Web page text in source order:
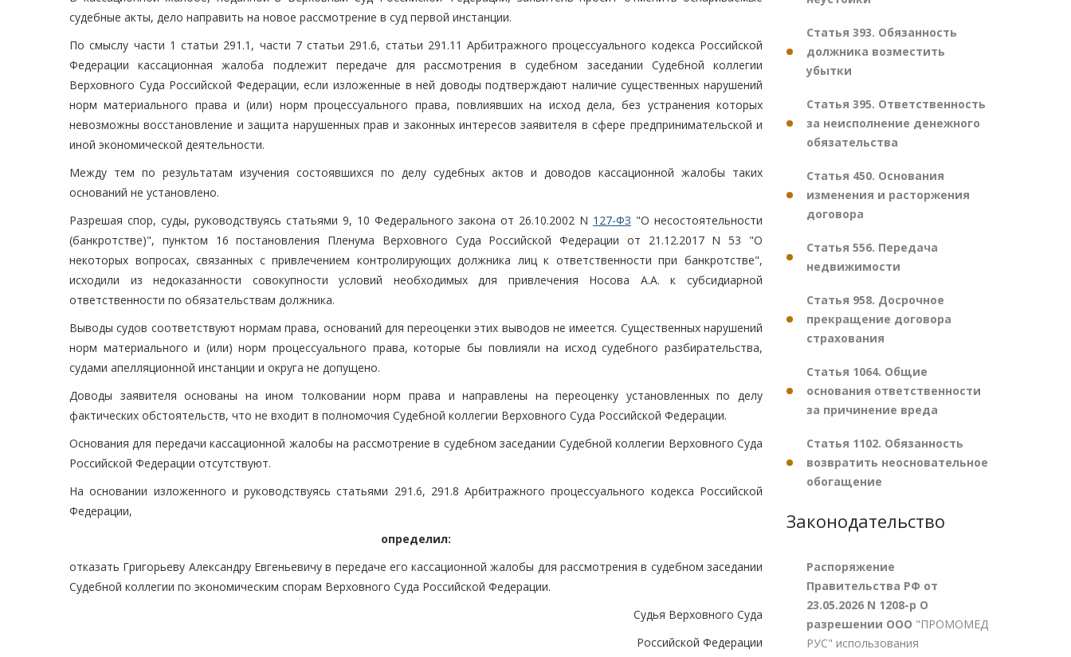
судебные акты, дело направить на новое рассмотрение в суд первой инстанции.
По смыслу части 1 статьи 291.1, части 7 статьи 291.6, статьи 291.11 Арбитражного процессуального кодекса Российской
Федерации кассационная жалоба подлежит передаче для рассмотрения в судебном заседании Судебной коллегии
Верховного Суда Российской Федерации, если изложенные в ней доводы подтверждают наличие существенных нарушений
норм материального права и (или) норм процессуального права, повлиявших на исход дела, без устранения которых
невозможны восстановление и защита нарушенных прав и законных интересов заявителя в сфере предпринимательской и
иной экономической деятельности.
Между тем по результатам изучения состоявшихся по делу судебных актов и доводов кассационной жалобы таких
оснований не установлено.
Разрешая спор, суды, руководствуясь статьями 9, 10 Федерального закона от 26.10.2002 N 127-ФЗ "О несостоятельности
(банкротстве)", пунктом 16 постановления Пленума Верховного Суда Российской Федерации от 21.12.2017 N 53 "О
некоторых вопросах, связанных с привлечением контролирующих должника лиц к ответственности при банкротстве",
исходили из недоказанности совокупности условий необходимых для привлечения Носова А.А. к субсидиарной
ответственности по обязательствам должника.
Выводы судов соответствуют нормам права, оснований для переоценки этих выводов не имеется. Существенных нарушений
норм материального и (или) норм процессуального права, которые бы повлияли на исход судебного разбирательства,
судами апелляционной инстанции и округа не допущено.
Доводы заявителя основаны на ином толковании норм права и направлены на переоценку установленных по делу
фактических обстоятельств, что не входит в полномочия Судебной коллегии Верховного Суда Российской Федерации.
Основания для передачи кассационной жалобы на рассмотрение в судебном заседании Судебной коллегии Верховного Суда
Российской Федерации отсутствуют.
На основании изложенного и руководствуясь статьями 291.6, 291.8 Арбитражного процессуального кодекса Российской
Федерации,
определил:
отказать Григорьеву Александру Евгеньевичу в передаче его кассационной жалобы для рассмотрения в судебном заседании
Судебной коллегии по экономическим спорам Верховного Суда Российской Федерации.
Судья Верховного Суда
Российской Федерации
Статья 393. Обязанность
должника возместить
убытки
Статья 395. Ответственность
за неисполнение денежного
обязательства
Статья 450. Основания
изменения и расторжения
договора
Статья 556. Передача
недвижимости
Статья 958. Досрочное
прекращение договора
страхования
Статья 1064. Общие
основания ответственности
за причинение вреда
Статья 1102. Обязанность
возвратить неосновательное
обогащение
Законодательство
Распоряжение
Правительства РФ от
23.05.2026 N 1208-р О
разрешении ООО "ПРОМОМЕД
РУС" использования